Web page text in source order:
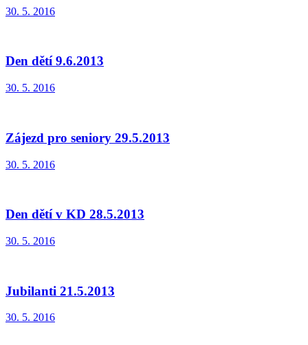
30. 5. 2016
Den dětí 9.6.2013
30. 5. 2016
Zájezd pro seniory 29.5.2013
30. 5. 2016
Den dětí v KD 28.5.2013
30. 5. 2016
Jubilanti 21.5.2013
30. 5. 2016